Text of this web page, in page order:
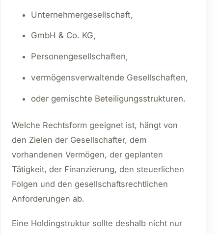
Unternehmergesellschaft,
GmbH & Co. KG,
Personengesellschaften,
vermögensverwaltende Gesellschaften,
oder gemischte Beteiligungsstrukturen.
Welche Rechtsform geeignet ist, hängt von
den Zielen der Gesellschafter, dem
vorhandenen Vermögen, der geplanten
Tätigkeit, der Finanzierung, den steuerlichen
Folgen und den gesellschaftsrechtlichen
Anforderungen ab.
Eine Holdingstruktur sollte deshalb nicht nur